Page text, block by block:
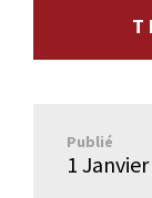
Publié
1